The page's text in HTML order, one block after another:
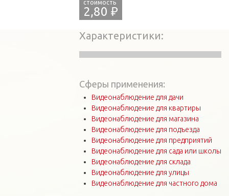
2,80 ₽
Характеристики
Сферы применения:
Видеонаблюдение для дачи
Видеонаблюдение для квартиры
Видеонаблюдение для магазина
Видеонаблюдение для подъезда
Видеонаблюдение для предприятий
Видеонаблюдение для сада или школы
Видеонаблюдение для склада
Видеонаблюдение для улицы
Видеонаблюдение для частного дома